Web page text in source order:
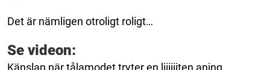
Det är nämligen otroligt roligt…
Se videon:
Känslan när tålamodet tryter en liiiiiiten aning.